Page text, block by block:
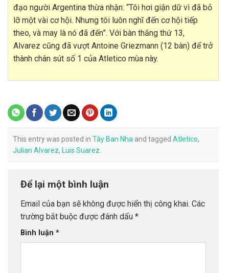
đạo người Argentina thừa nhận: “Tôi hơi giận dữ vì đã bỏ
lỡ một vài cơ hội. Nhưng tôi luôn nghĩ đến cơ hội tiếp
theo, và may là nó đã đến”. Với bàn thắng thứ 13,
Alvarez cũng đã vượt Antoine Griezmann (12 bàn) để trở
thành chân sút số 1 của Atletico mùa này.
This entry was posted in Tây Ban Nha and tagged Atletico,
Julian Alvarez, Luis Suarez.
Để lại một bình luận
Email của bạn sẽ không được hiển thị công khai. Các
trường bắt buộc được đánh dấu *
Bình luận *